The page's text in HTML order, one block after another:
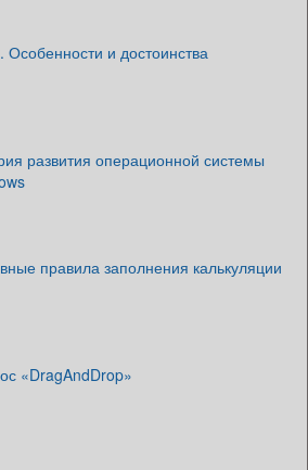
Особенности и достоинства
развития операционной системы
правила заполнения калькуляции
«DragAndDrop»